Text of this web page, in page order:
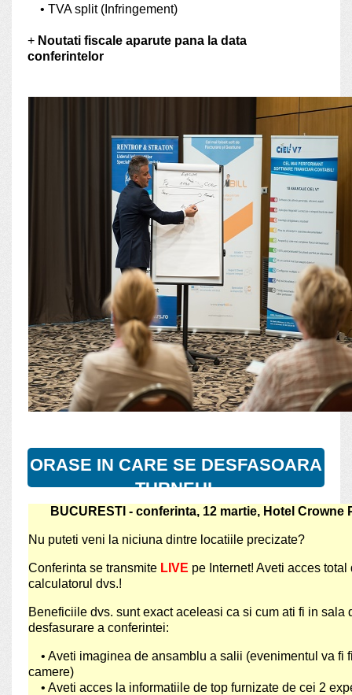
• TVA split (Infringement)
+ Noutati fiscale aparute pana la data
conferintelor
ORASE IN CARE SE DESFASOARA
TURNEUL
BUCURESTI - conferinta, 12 martie, Hotel Crowne
Nu puteti veni la niciuna dintre locatiile precizate?
Conferinta se transmite LIVE pe Internet! Aveti acces total
calculatorul dvs.!
Beneficiile dvs. sunt exact aceleasi ca si cum ati fi in sala
desfasurare a conferintei:
• Aveti imaginea de ansamblu a salii (evenimentul va fi
camere)
• Aveti acces la informatiile de top furnizate de cei 2